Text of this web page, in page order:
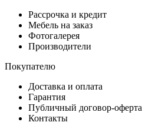
Рассрочка и кредит
Мебель на заказ
Фотогалерея
Производители
Покупателю
Доставка и оплата
Гарантия
Публичный договор-оферта
Контакты